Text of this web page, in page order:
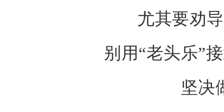
尤其要劝
别用“老头乐”
坚决